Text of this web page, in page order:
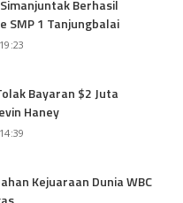
Berhasil
SMP 1 Tanjungbalai
Bayaran $2 Juta
Haney
Kejuaraan Dunia WBC